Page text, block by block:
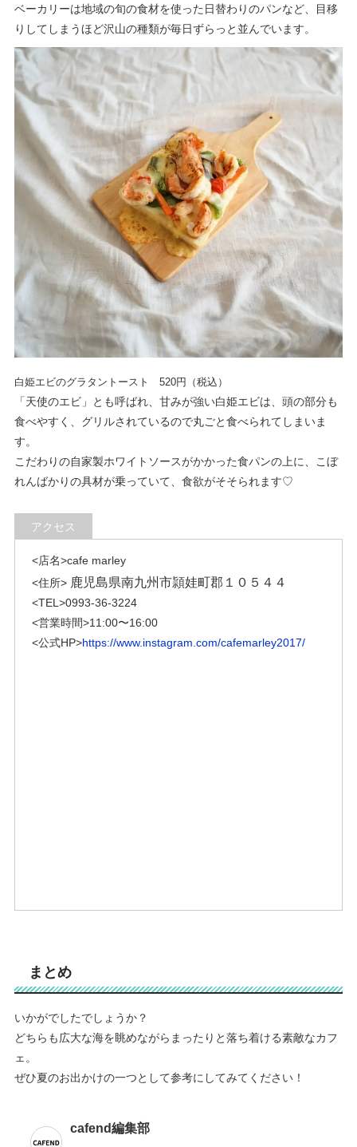
ベーカリーは地域の旬の食材を使った日替わりのパンなど、目移
りしてしまうほど沢山の種類が毎日ずらっと並んでいます。
白姫エビのグラタントースト 520円（税込）
「天使のエビ」とも呼ばれ、甘みが強い白姫エビは、頭の部分も
食べやすく、グリルされているので丸ごと食べられてしまいま
す。
こだわりの自家製ホワイトソースがかかった食パンの上に、こぼ
れんばかりの具材が乗っていて、食欲がそそられます♡
アクセス
<店名>cafe marley
<住所> 鹿児島県南九州市頴娃町郡１０５４４
<TEL>0993-36-3224
<営業時間>11:00〜16:00
<公式HP>https://www.instagram.com/cafemarley2017/
まとめ
いかがでしたでしょうか？
どちらも広大な海を眺めながらまったりと落ち着ける素敵なカフ
ェ。
ぜひ夏のお出かけの一つとして参考にしてみてください！
cafend編集部